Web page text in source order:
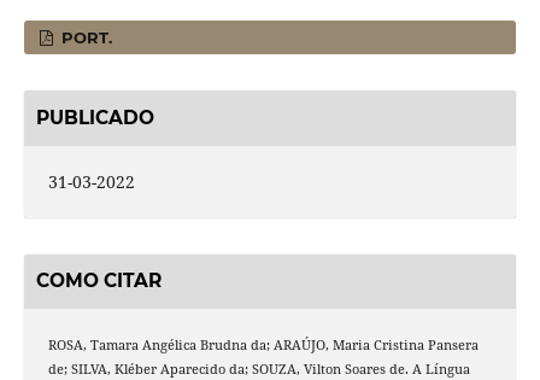
PORT.
PUBLICADO
31-03-2022
COMO CITAR
ROSA, Tamara Angélica Brudna da; ARAÚJO, Maria Cristina Pansera
de; SILVA, Kléber Aparecido da; SOUZA, Vilton Soares de. A Língua